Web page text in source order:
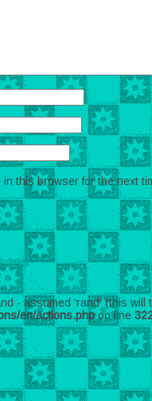
this browser for the next
2GS
- assumed 'rand' (this
en/actions.phpon line